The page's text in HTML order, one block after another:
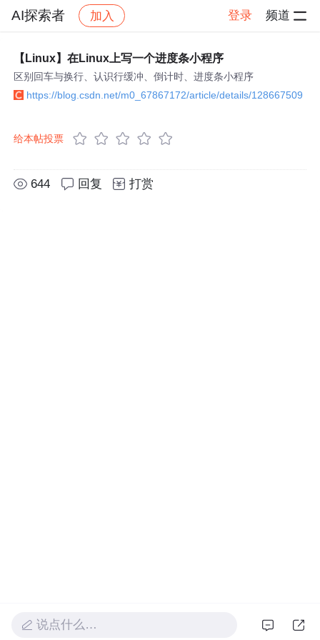
AI探索者 加入 登录 频道
社区 AI探索者 帖子详情
【Linux】在Linux上写一个进度条小程序
区别回车与换行、认识行缓冲、倒计时、进度条小程序
https://blog.csdn.net/m0_67867172/article/details/128667509
给本帖投票
644 回复 打赏
说点什么…